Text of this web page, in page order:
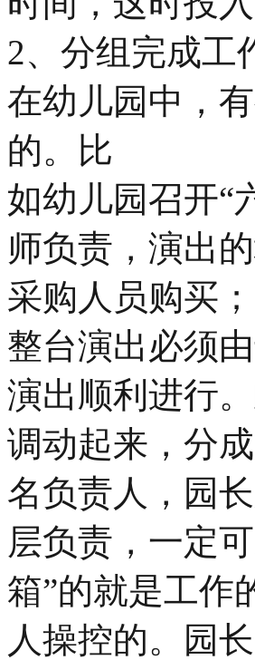
2、分组完成工
在幼儿园中，
的。比
如幼儿园召开“
师负责，演出
采购人员购买
整台演出必须
演出顺利进行
调动起来，分
名负责人，园
层负责，一定
箱”的就是工作
人操控的。园